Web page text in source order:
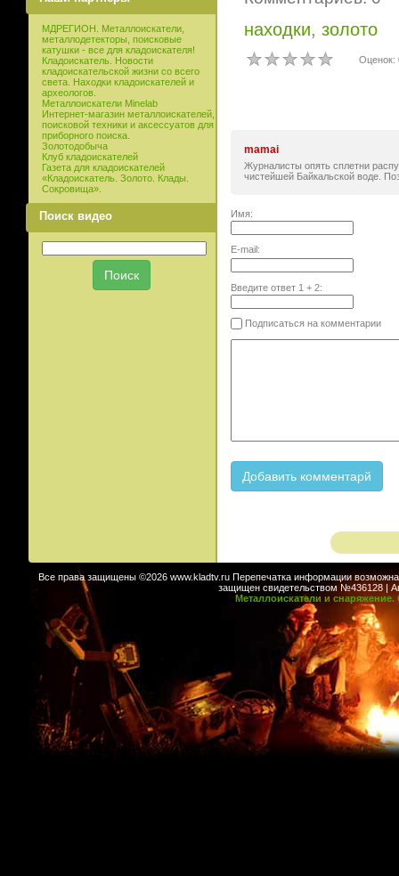
МДРЕГИОН. Металлоискатели,
металлодетекторы, поисковые
катушки - все для кладоискателя!
Кладоискатель. Новости
кладоискательской жизни со всего
света. Находки кладоискателей и
археологов.
Металлоискатели Minelab
Интернет-магазин металлоискателей,
поисковой техники и аксессуатов для
приборного поиска.
Золотодобыча
Клуб кладоискателей
Газета для кладоискателей
«Кладоискатель. Золото. Клады.
Сокровища».
Поиск видео
находки, золото
Оценок:
mamai
Журналисты опять сплетни
чистейшей Байкальской воде.
Имя:
E-mail:
Введите ответ 1 + 2:
Подписаться на комментарии
Все права защищены ©2026 www.kladtv.ru Перепечатка информации возможна
защищен свидетельством №436128 |
Металлоискатели и